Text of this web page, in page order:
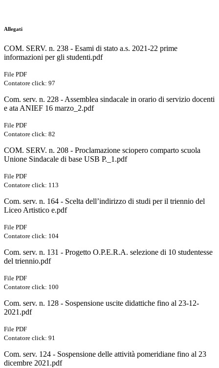
Allegati
COM. SERV. n. 238 - Esami di stato a.s. 2021-22 prime
informazioni per gli studenti.pdf
File PDF
Contatore click: 97
Com. serv. n. 228 - Assemblea sindacale in orario di servizio docenti
e ata ANIEF 16 marzo_2.pdf
File PDF
Contatore click: 82
COM. SERV. n. 208 - Proclamazione sciopero comparto scuola
Unione Sindacale di base USB P._1.pdf
File PDF
Contatore click: 113
Com. serv. n. 164 - Scelta dell’indirizzo di studi per il triennio del
Liceo Artistico e.pdf
File PDF
Contatore click: 104
Com. serv. n. 131 - Progetto O.P.E.R.A. selezione di 10 studentesse
del triennio.pdf
File PDF
Contatore click: 100
Com. serv. n. 128 - Sospensione uscite didattiche fino al 23-12-
2021.pdf
File PDF
Contatore click: 91
Com. serv. 124 - Sospensione delle attività pomeridiane fino al 23
dicembre 2021.pdf